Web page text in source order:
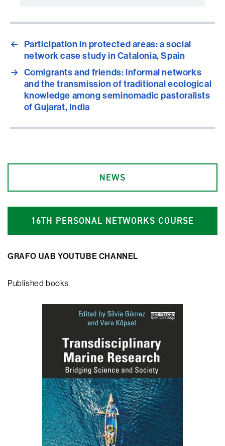
←
Participation in protected areas: a social
network case study in Catalonia, Spain
→ Comigrants and friends: informal networks
and the transmission of traditional ecological
knowledge among seminomadic pastoralists
of Gujarat, India
NEWS
16TH PERSONAL NETWORKS COURSE
GRAFO UAB YOUTUBE CHANNEL
Published books